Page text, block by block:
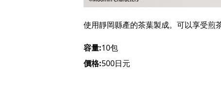
使用靜岡縣產的茶葉製成。可以享受煎
容量:10包
價格:500日元